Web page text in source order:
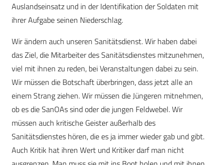
Auslandseinsatz und in der Identifikation der Soldaten mit
ihrer Aufgabe seinen Niederschlag.
Wir ändern auch unseren Sanitätsdienst. Wir haben dabei
das Ziel, die Mitarbeiter des Sanitätsdienstes mitzunehmen,
viel mit ihnen zu reden, bei Veranstaltungen dabei zu sein.
Wir müssen die Botschaft überbringen, dass jetzt alle an
einem Strang ziehen. Wir müssen die Jüngeren mitnehmen,
ob es die SanOAs sind oder die jungen Feldwebel. Wir
müssen auch kritische Geister außerhalb des
Sanitätsdienstes hören, die es ja immer wieder gab und gibt.
Auch Kritik hat ihren Wert und Kritiker darf man nicht